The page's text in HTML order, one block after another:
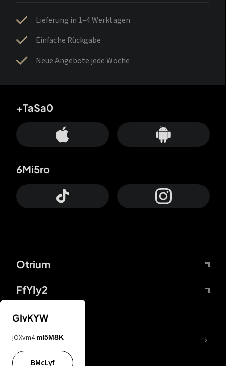
Lieferung in 1–4 Werktagen
Einfache Rückgabe
Neue Angebote jede Woche
Otrium
FfYIy2
+TaSa0
6Mi5ro
DDcvSo
GIvKYW
jOXvm4 mI5M8K
BMcLyf